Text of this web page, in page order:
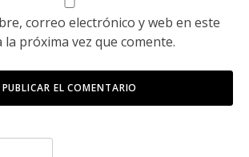
correo electrónico y web en este
próxima vez que comente.